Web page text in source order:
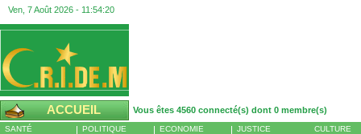
Ven, 7 Août 2026 - 11:54:21
ACCUEIL Vous êtes 4560 connecté(s) dont 0 membre(s)
SANTÉ
POLITIQUE
ECONOMIE
JUSTICE
CULTURE